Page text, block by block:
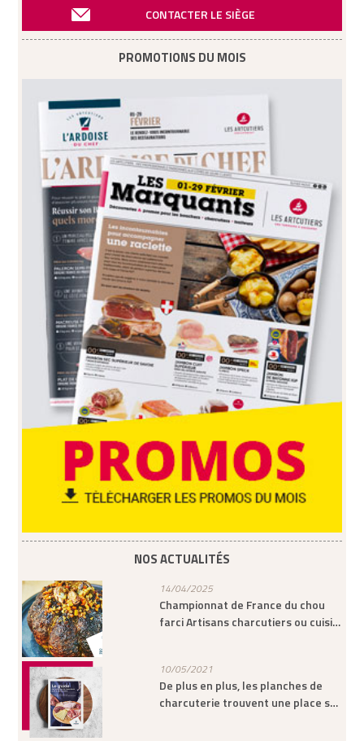
CONTACTER LE SIÈGE
PROMOTIONS DU MOIS
NOS ACTUALITÉS
14/04/2025
Championnat de France du chou
farci Artisans charcutiers ou cuisi…
10/05/2021
De plus en plus, les planches de
charcuterie trouvent une place s…